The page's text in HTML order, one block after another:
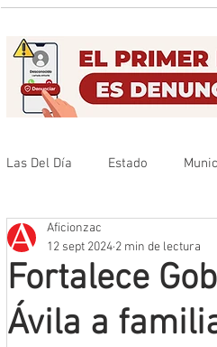
Las Del Día Estado
Que no se olvide
Mineros LNBP
Fortalece
Ávila a
Aficionzac
12 sept 2024 2 min de lectura